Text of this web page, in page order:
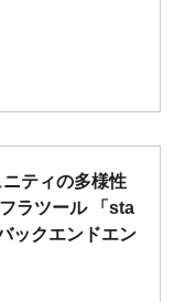
ニティの多様性
ラツール 「sta
ックエンドエン